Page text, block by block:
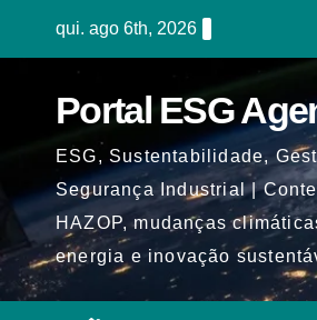
qui. ago 6th, 2026
Portal ESG
ESG, Sustentabilidade,
Segurança Industrial |
HAZOP, mudanças
energia e inovação